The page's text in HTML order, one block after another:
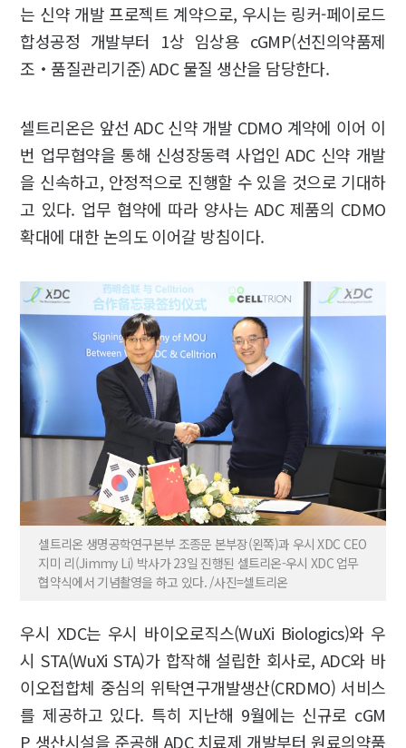
는 신약 개발 프로젝트 계약으로, 우시는 링커-페이로드
합성공정 개발부터 1상 임상용 cGMP(선진의약품제
조‧품질관리기준) ADC 물질 생산을 담당한다.
셀트리온은 앞선 ADC 신약 개발 CDMO 계약에 이어 이
번 업무협약을 통해 신성장동력 사업인 ADC 신약 개발
을 신속하고, 안정적으로 진행할 수 있을 것으로 기대하
고 있다. 업무 협약에 따라 양사는 ADC 제품의 CDMO
확대에 대한 논의도 이어갈 방침이다.
셀트리온 생명공학연구본부 조종문 본부장(왼쪽)과 우시 XDC CEO
지미 리(Jimmy Li) 박사가 23일 진행된 셀트리온-우시 XDC 업무
협약식에서 기념촬영을 하고 있다. /사진=셀트리온
우시 XDC는 우시 바이오로직스(WuXi Biologics)와 우
시 STA(WuXi STA)가 합작해 설립한 회사로, ADC와 바
이오접합체 중심의 위탁연구개발생산(CRDMO) 서비스
를 제공하고 있다. 특히 지난해 9월에는 신규로 cGM
P 생산시설을 준공해 ADC 치료제 개발부터 원료의약품